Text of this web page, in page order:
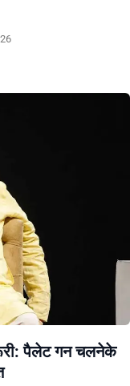
पैलेट गन चलनेके